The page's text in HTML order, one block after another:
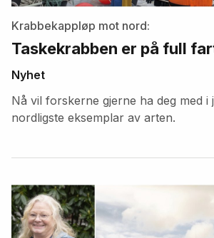
Krabbekappløp mot nord:
Taskekrabben er på full
Nyhet
Nå vil forskerne gjerne ha deg med i
nordligste eksemplar av arten.